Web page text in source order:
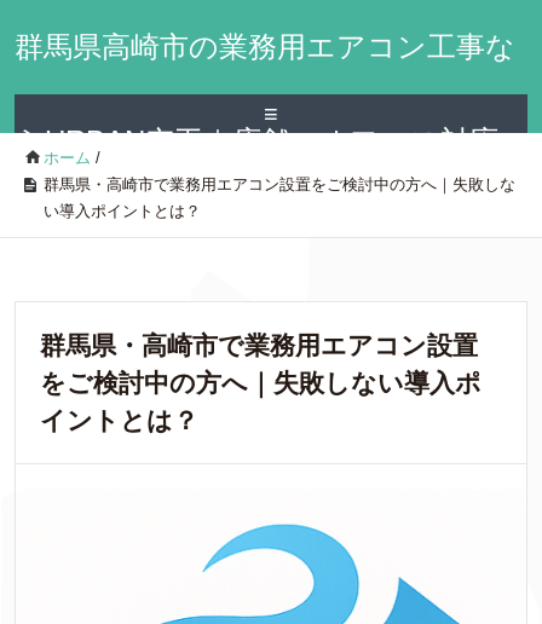
群馬県高崎市の業務用エアコン工事な
らURBAN空工｜店舗・オフィス対応
≡
ホーム /
群馬県・高崎市で業務用エアコン設置をご検討中の方へ｜失敗しな
い導入ポイントとは？
群馬県・高崎市で業務用エアコン設置
をご検討中の方へ｜失敗しない導入ポ
イントとは？